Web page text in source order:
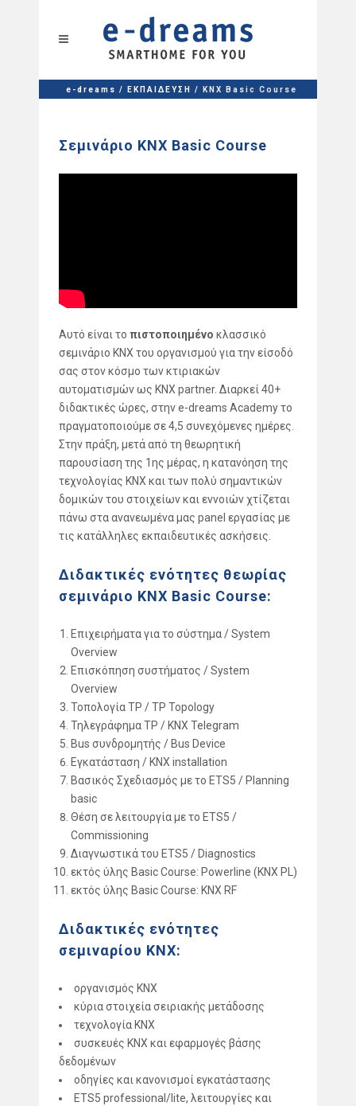
e-dreams / ΕΚΠΑΙΔΕΥΣΗ / KNX Basic Course
Σεμινάριο KNX Basic Course
Αυτό είναι το πιστοποιημένο κλασσικό
σεμινάριο KNX του οργανισμού για την είσοδό
σας στον κόσμο των κτιριακών
αυτοματισμών ως KNX partner. Διαρκεί 40+
διδακτικές ώρες, στην e-dreams Academy το
πραγματοποιούμε σε 4,5 συνεχόμενες ημέρες.
Στην πράξη, μετά από τη θεωρητική
παρουσίαση της 1ης μέρας, η κατανόηση της
τεχνολογίας KNX και των πολύ σημαντικών
δομικών του στοιχείων και εννοιών χτίζεται
πάνω στα ανανεωμένα μας panel εργασίας με
τις κατάλληλες εκπαιδευτικές ασκήσεις.
Διδακτικές ενότητες θεωρίας
σεμινάριο KNX Basic Course:
Επιχειρήματα για το σύστημα / System
Overview
Επισκόπηση συστήματος / System
Overview
Τοπολογία TP / TP Topology
Τηλεγράφημα ΤP / KNX Telegram
Bus συνδρομητής / Bus Device
Εγκατάσταση / KNX installation
Βασικός Σχεδιασμός με το ETS5 / Planning
basic
Θέση σε λειτουργία με το ETS5 /
Commissioning
Διαγνωστικά του ETS5 / Diagnostics
εκτός ύλης Basic Course: Powerline (KNX PL)
εκτός ύλης Basic Course: KNX RF
Διδακτικές ενότητες
σεμιναρίου KNX:
οργανισμός KNX
κύρια στοιχεία σειριακής μετάδοσης
τεχνολογία KNX
συσκευές KNX και εφαρμογές βάσης
δεδομένων
οδηγίες και κανονισμοί εγκατάστασης
ETS5 professional/lite, λειτουργίες και